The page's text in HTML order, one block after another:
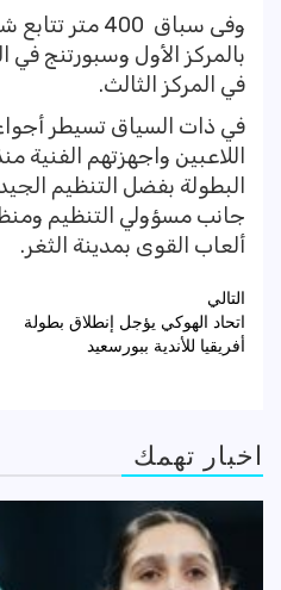
وفى سباق 400
بالمركز الأول وسبورتنج في
في المركز الثالث.
في ذات السياق تسيطر
اللاعبين واجهزتهم الفنية
البطولة بفضل التنظيم
جانب مسؤولي التنظيم
ألعاب القوى بمدينة الثغر.
تصفّح
المقالات
التالي
اتحاد الهوكي يؤجل إنطلاق بطولة
أفريقيا للأندية ببورسعيد
اخبار تهمك